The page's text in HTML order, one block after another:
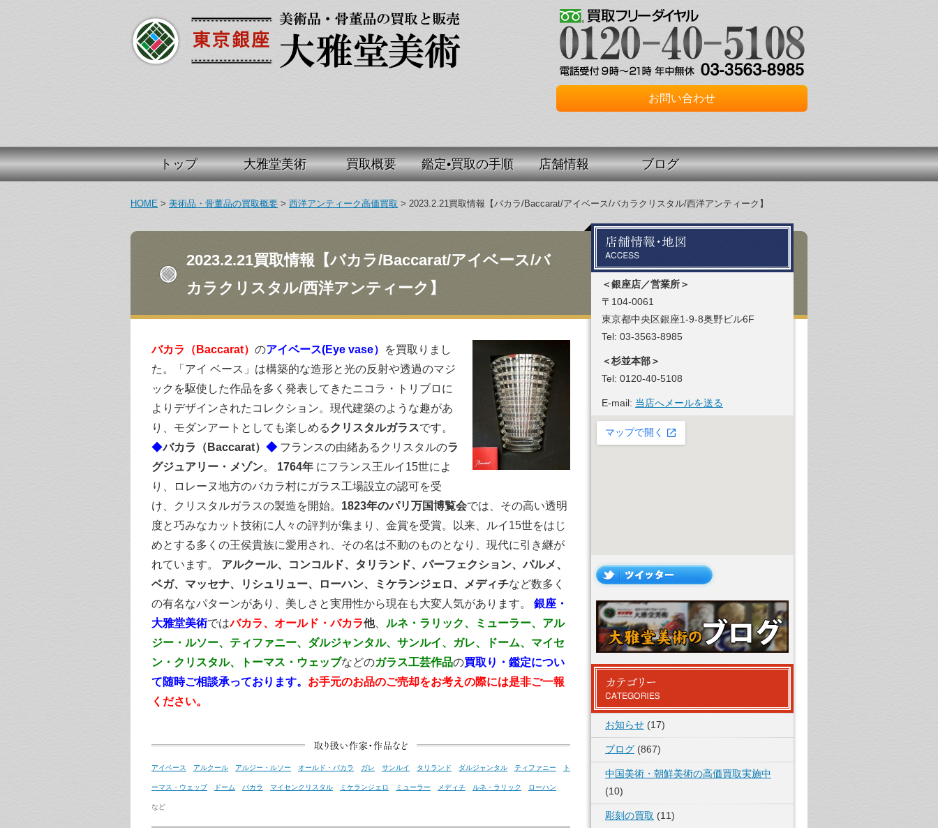
お問い合わせ
トップ 大雅堂美術 買取概要 鑑定•買取の手順 店舗情報 ブログ
HOME > 美術品・骨董品の買取概要 > 西洋アンティーク高価買取 > 2023.2.21買取情報【バカラ/Baccarat/アイベース/バカラクリスタル/西洋アンティーク】
2023.2.21買取情報【バカラ/Baccarat/アイベース/バ
カラクリスタル/西洋アンティーク】
バカラ（Baccarat） のアイベース(Eye vase）
を買取りまし
た。「アイ ベース」は構築的な造形と光の反射や透過のマジ
ックを駆使した作品を多く発表してきたニコラ・トリブロに
よりデザインされたコレクション。現代建築のような趣があ
り、モダンアートとしても楽しめるクリスタルガラスです。
◆バカラ（Baccarat） ◆ フランスの由緒あるクリスタルのラ
グジュアリー・メゾン。 1764年 にフランス王ルイ15世によ
り、ロレーヌ地方のバカラ村にガラス工場設立の認可を受
け、クリスタルガラスの製造を開始。 1823年のパリ万国博覧会では、その高い透明
度と巧みなカット技術に人々の評判が集まり、金賞を受賞。以来、ルイ15世をはじ
めとする多くの王侯貴族に愛用され、その名は不動のものとなり、現代に引き継が
れています。 アルクール、コンコルド、タリランド、パーフェクション、パルメ、
ベガ、マッセナ、リシュリュー、ローハン、ミケランジェロ、メディチなど数多く
の有名なパターンがあり、美しさと実用性から現在も大変人気があります。 銀座・
大雅堂美術ではバカラ、オールド・バカラ他、 ルネ・ラリック、ミューラー、アル
ジー・ルソー、ティファニー、ダルジャンタル、サンルイ、ガレ、ドーム、マイセ
ン・クリスタル、トーマス・ウェッブなどのガラス工芸作品の買取り・鑑定につい
て随時ご相談承っております。 お手元のお品のご売却をお考えの際には是非ご一報
ください。
アイベース アルクール アルジー・ルソー オールド・バカラ ガレ サンルイ タリランド ダルジャンタル ティファニー ト
ーマス・ウェッブ ドーム バカラ マイセンクリスタル ミケランジェロ ミューラー メディチ ルネ・ラリック ローハン
など
＜銀座店／営業所＞
〒104-0061
東京都中央区銀座1-9-8奥野ビル6F
Tel: 03-3563-8985
＜杉並本部＞
Tel: 0120-40-5108
E-mail: 当店へメールを送る
お知らせ (17)
ブログ (867)
中国美術・朝鮮美術の高価買取実施中
(10)
彫刻の買取 (11)